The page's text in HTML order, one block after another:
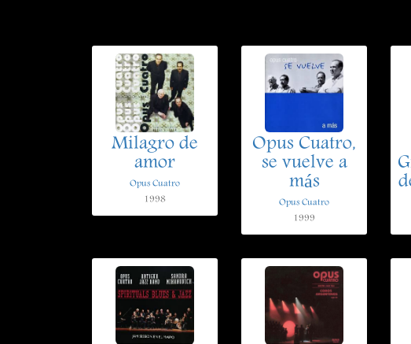
Milagro de
amor
Opus Cuatro
1998
Opus Cuatro,
se vuelve a
más
Opus Cuatro
1999